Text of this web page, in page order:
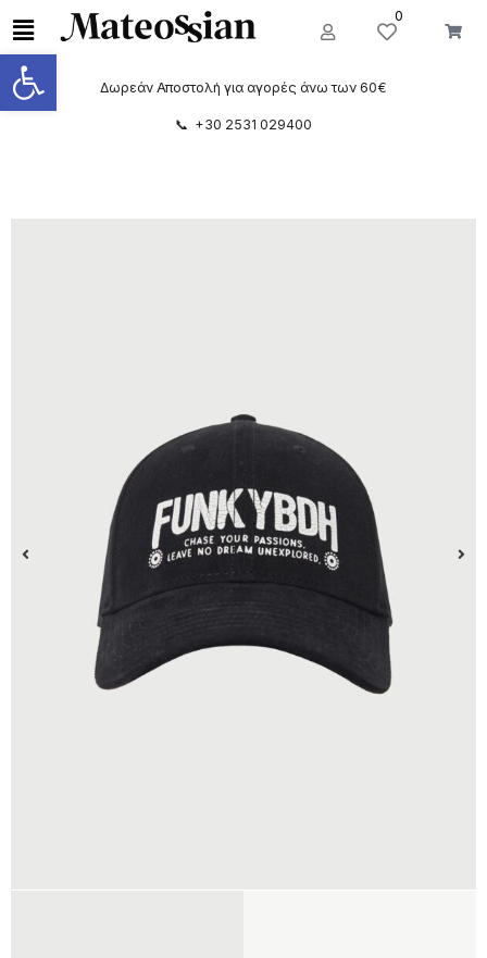
Ανοίξτε τη γραμμή εργαλείων
0
Δωρεάν Αποστολή για αγορές άνω των 60€
📞 +30 2531 029400